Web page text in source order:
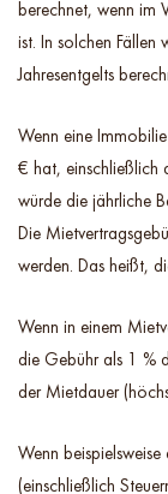
berechnet, wenn im
ist. In solchen
Jahresentgelts
Wenn eine
€ hat, einschließlich
würde die jährliche
Die
werden. Das heißt,
Wenn in einem
die Gebühr als 1 %
der Mietdauer
Wenn
(einschließlich